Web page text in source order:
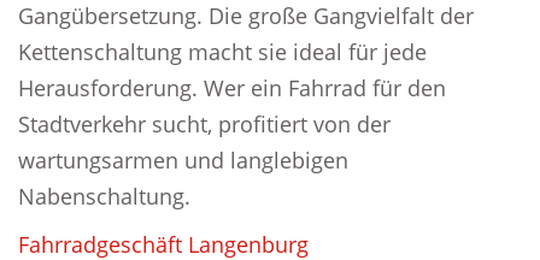
Gangübersetzung. Die große Gangvielfalt der
Kettenschaltung macht sie ideal für jede
Herausforderung. Wer ein Fahrrad für den
Stadtverkehr sucht, profitiert von der
wartungsarmen und langlebigen
Nabenschaltung.
Fahrradgeschäft Langenburg